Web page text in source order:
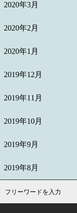
2020年3月
2020年2月
2020年1月
2019年12月
2019年11月
2019年10月
2019年9月
2019年8月